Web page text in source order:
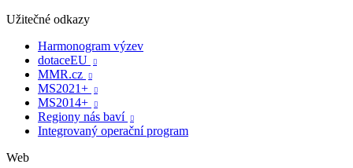
Užitečné odkazy
Harmonogram výzev
dotaceEU

MMR.cz 
MS2021+ 
MS2014+ 
Regiony nás baví 
Integrovaný operační program
Web